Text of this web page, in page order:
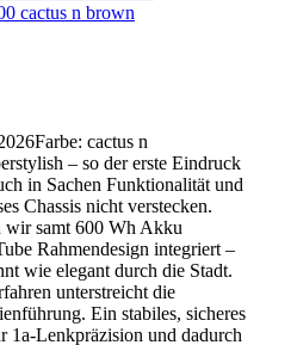
cactus n brown
cactus n
– so der erste Eindruck
in Sachen Funktionalität und
Chassis nicht verstecken.
wir samt 600 Wh Akku
Rahmendesign integriert –
wie elegant durch die Stadt.
unterstreicht die
Ein stabiles, sicheres
1a-Lenkpräzision und dadurch